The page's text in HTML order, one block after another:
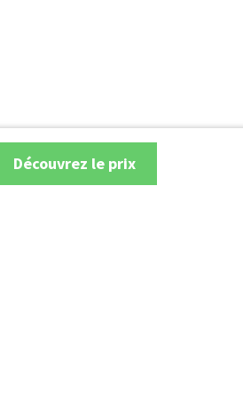
Découvrez le prix